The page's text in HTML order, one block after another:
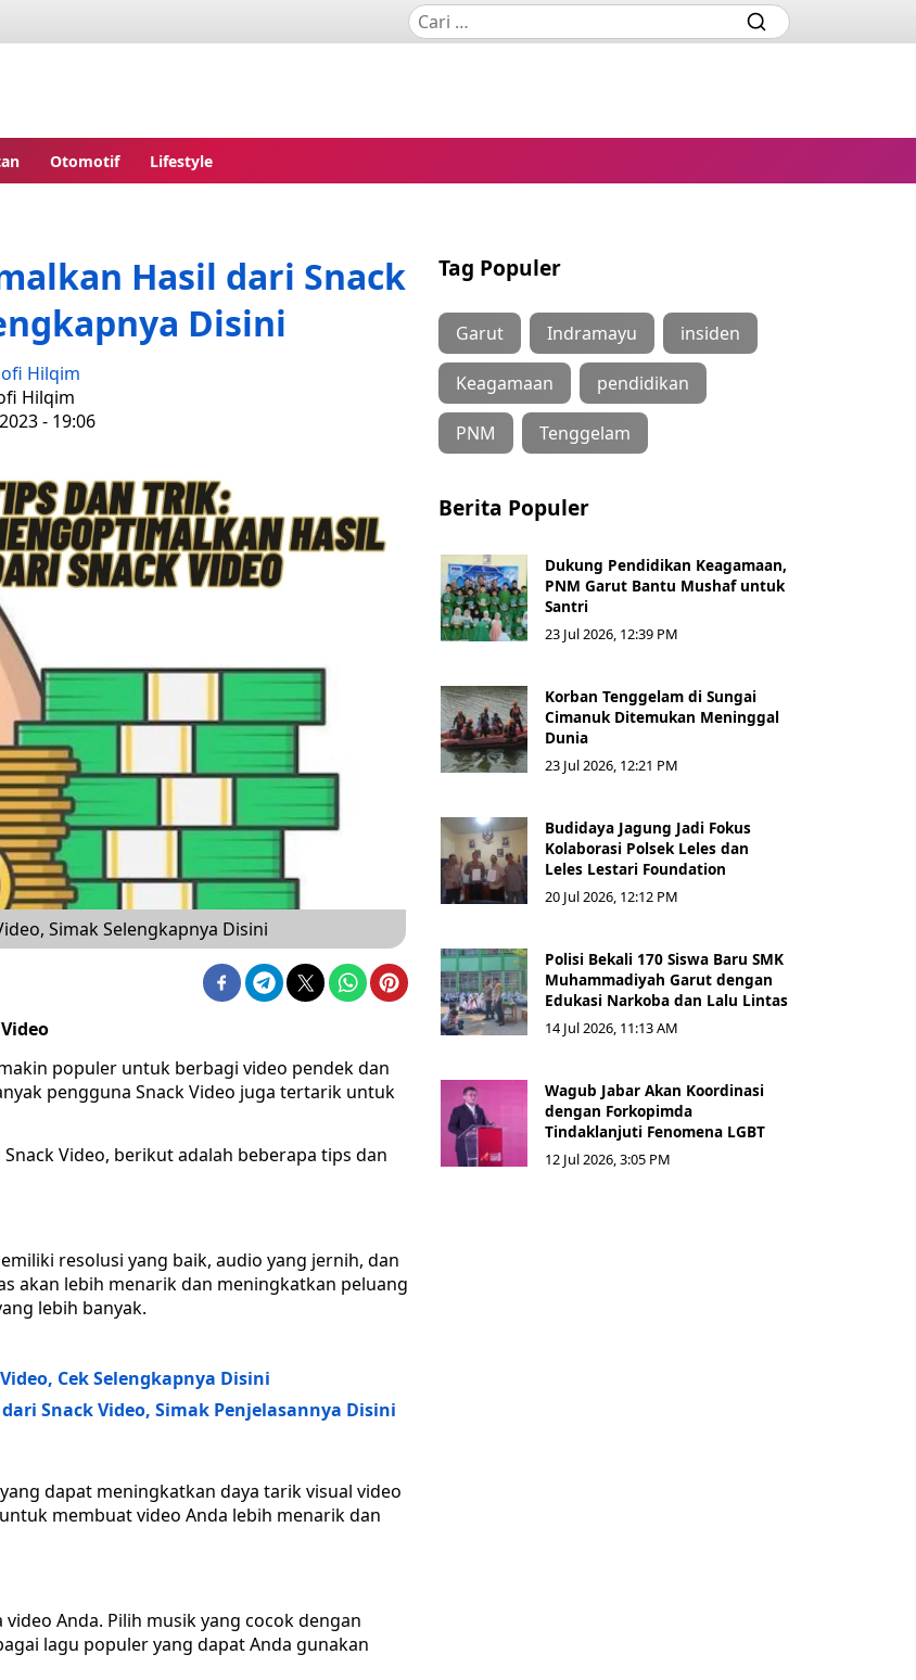
Otomotif Lifestyle
Hasil dari Snack
Disini
Hilqim
Hilqim
- 19:06
Simak Selengkapnya Disini
populer untuk berbagi video pendek dan
pengguna Snack Video juga tertarik untuk
Video, berikut adalah beberapa tips dan
resolusi yang baik, audio yang jernih, dan
akan lebih menarik dan meningkatkan peluang
lebih banyak.
Cek Selengkapnya Disini
Snack Video, Simak Penjelasannya Disini
dapat meningkatkan daya tarik visual video
membuat video Anda lebih menarik dan
Anda. Pilih musik yang cocok dengan
lagu populer yang dapat Anda gunakan
Tag Populer
Garut Indramayu insiden
Keagamaan pendidikan
PNM Tenggelam
Berita Populer
Dukung Pendidikan Keagamaan,
PNM Garut Bantu Mushaf untuk
Santri
23 Jul 2026, 12:39 PM
Korban Tenggelam di Sungai
Cimanuk Ditemukan Meninggal
Dunia
23 Jul 2026, 12:21 PM
Budidaya Jagung Jadi Fokus
Kolaborasi Polsek Leles dan
Leles Lestari Foundation
20 Jul 2026, 12:12 PM
Polisi Bekali 170 Siswa Baru SMK
Muhammadiyah Garut dengan
Edukasi Narkoba dan Lalu Lintas
14 Jul 2026, 11:13 AM
Wagub Jabar Akan Koordinasi
dengan Forkopimda
Tindaklanjuti Fenomena LGBT
12 Jul 2026, 3:05 PM